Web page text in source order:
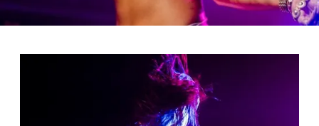
TV